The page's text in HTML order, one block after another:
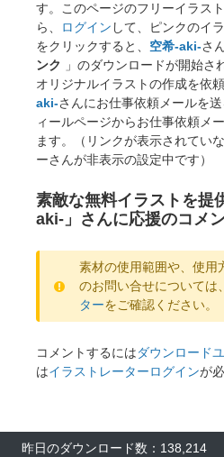
す。このページのフリーイラス
ら、
ログイン して、ピンクのイ
をクリックすると、 空希-aki-さ
ンク
」のダウンロードが開始さ
オリジナルイラストの作成を依
aki-さんにお仕事依頼メールを
ィールページからお仕事依頼メ
ます。（リンクが表示されてい
ーさんが非表示の設定中です）
素敵な無料イラストを提
aki-」さんに応援のコメ
素材の使用範囲や、使用
のお問い合せについては
ターをご確認ください。
コメントするにはダウンロード
はイラストレーターログインが
昨日のダウンロード数：138,214